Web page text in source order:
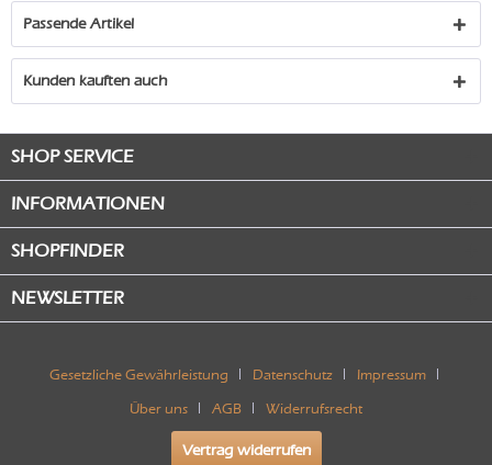
Passende Artikel
Kunden kauften auch
SHOP SERVICE
INFORMATIONEN
SHOPFINDER
NEWSLETTER
Gesetzliche Gewährleistung Datenschutz Impressum
Über uns AGB Widerrufsrecht
Vertrag widerrufen